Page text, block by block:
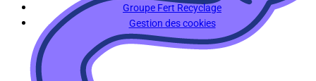
Groupe Fert Recyclage
Gestion des cookies